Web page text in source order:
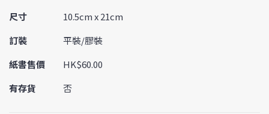
尺寸
10.5cm x 21cm
訂裝
平裝/膠裝
紙書售價
HK$60.00
有存貨
否